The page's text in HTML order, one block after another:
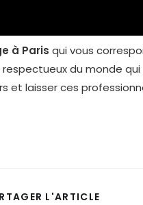
à Paris qui vous
du monde
et laisser ces
L'ARTICLE